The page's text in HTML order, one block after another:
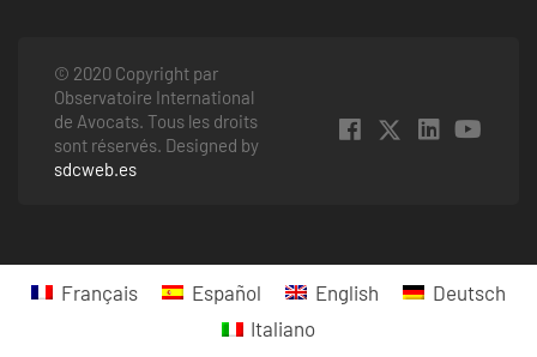
© 2020 Copyright par
Observatoire International
de Avocats. Tous les droits
sont réservés. Designed by
sdcweb.es
Français Español English
Deutsch
Italiano